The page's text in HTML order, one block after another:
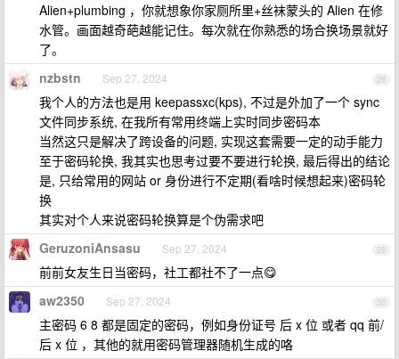
Alien+plumbing ，你就想象你家厕所里+丝袜蒙头的 Alien 在修
水管。画面越奇葩越能记住。每次就在你熟悉的场合换场景就好
了。
28
nzbstn Sep 27, 2024
我个人的方法也是用 keepassxc(kps), 不过是外加了一个 sync
文件同步系统, 在我所有常用终端上实时同步密码本
当然这只是解决了跨设备的问题, 实现这套需要一定的动手能力
至于密码轮换, 我其实也思考过要不要进行轮换, 最后得出的结论
是, 只给常用的网站 or 身份进行不定期(看啥时候想起来)密码轮
换
其实对个人来说密码轮换算是个伪需求吧
29
GeruzoniAnsasu Sep 27, 2024
前前女友生日当密码，社工都社不了一点😋
30
aw2350 Sep 27, 2024
主密码 6 8 都是固定的密码，例如身份证号 后 x 位 或者 qq 前/
后 x 位 ，其他的就用密码管理器随机生成的咯